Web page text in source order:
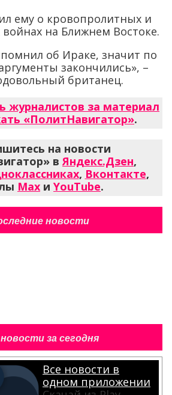
ему о кровопролитных и
на Ближнем Востоке.
об Ираке, значит по
закончились», –
британец.
журналистов за материал
«ПолитНавигатор».
на новости
вЯндекс.Дзен,
, Вконтакте,
Max и YouTube.
новости
за сегодня
Все новости в
одном приложении